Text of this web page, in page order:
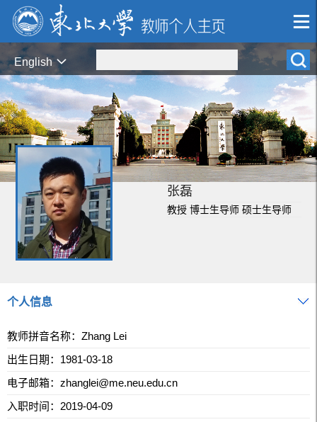
English
张磊
教授 博士生导师 硕士生导师
个人信息
教师拼音名称：Zhang Lei
出生日期：1981-03-18
电子邮箱： zhanglei@me.neu.edu.cn
入职时间：2019-04-09